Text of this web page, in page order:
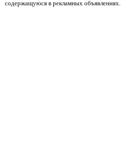
содержащуюся в рекламных объявлениях.